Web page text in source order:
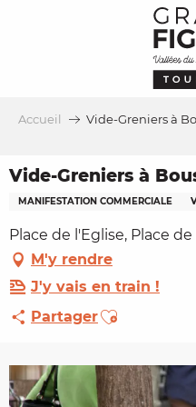
Accueil Vide-Greniers à
Vide-Greniers à
MANIFESTATION COMMERCIALE
Place de l'Eglise, Place
M'y rendre
J'y vais en train !
PartagerAjouter aux